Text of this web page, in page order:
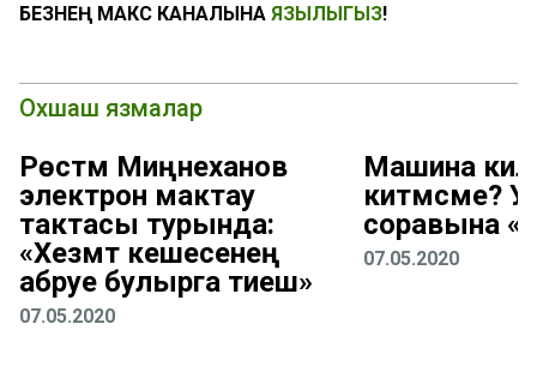
БЕЗНЕҢ МАКС КАНАЛЫНА ЯЗЫЛЫГЫЗ!
Охшаш язмалар
Рөстәм Миңнеханов
электрон мактау
тактасы турында:
«Хезмәт кешесенең
абруе булырга тиеш»
07.05.2020
Машина
китмәсме?
соравына
07.05.2020